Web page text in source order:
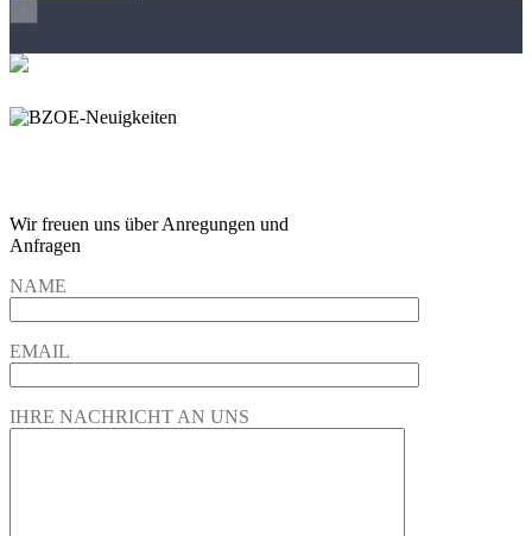
Wir freuen uns über Anregungen und
Anfragen
NAME
EMAIL
IHRE NACHRICHT AN UNS